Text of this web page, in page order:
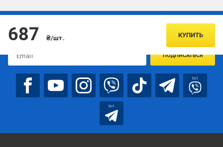
687 ₴/шт. КУПИТЬ
Подписывайтесь, чтобы узнавать первым об акцияx и
ПОДПИСАТЬСЯ
bot
bot